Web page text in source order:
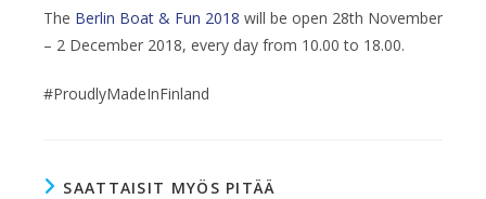
The Berlin Boat & Fun 2018 will be open 28th November
– 2 December 2018, every day from 10.00 to 18.00.
#ProudlyMadeInFinland
SAATTAISIT MYÖS PITÄÄ